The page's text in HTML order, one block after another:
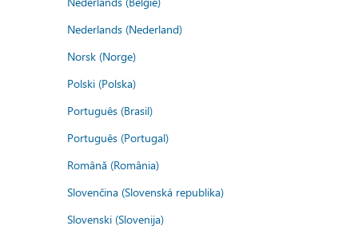
Nederlands (Nederland)
Norsk (Norge)
Polski (Polska)
Português (Brasil)
Português (Portugal)
Română (România)
Slovenčina (Slovenská republika)
Slovenski (Slovenija)